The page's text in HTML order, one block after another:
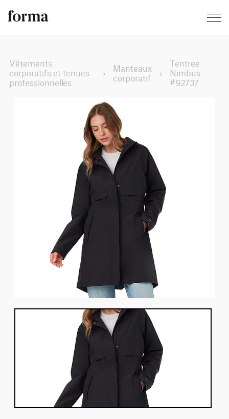
Vêtements
corporatifs et tenues
professionnelles
›
Manteaux
corporatif
›
Tentree
Nimbus
#92737